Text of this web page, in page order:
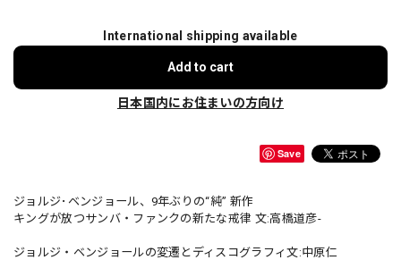
International shipping available
Add to cart
日本国内にお住まいの方向け
Save
ジョルジ･ベンジョール、9年ぶりの“純” 新作
キングが放つサンバ・ファンクの新たな戒律 文:高橋道彦-
ジョルジ・ベンジョールの変遷とディスコグラフィ文:中原仁